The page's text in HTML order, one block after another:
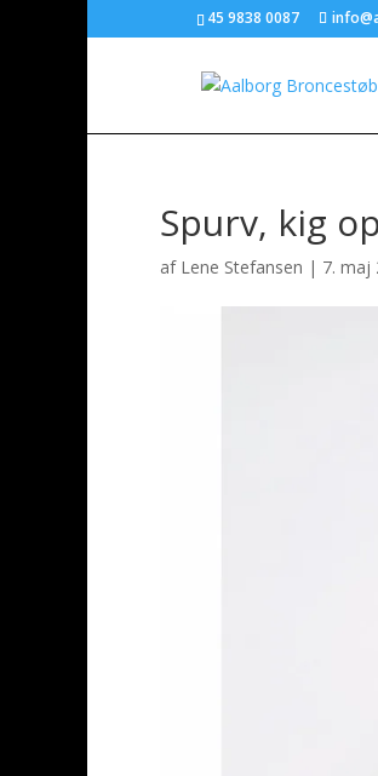
45 9838 0087
Spurv, kig
af Lene Stefansen | 7. maj